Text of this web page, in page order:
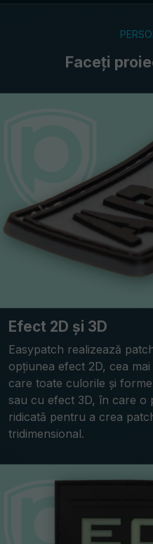
Faceți
Efect 2D și 3D
Easypatch realizează
opțiunea efect 2D, cea
care toate culorile și
sau cu efect 3D, în care o
ridicată pentru a crea
tridimensional.